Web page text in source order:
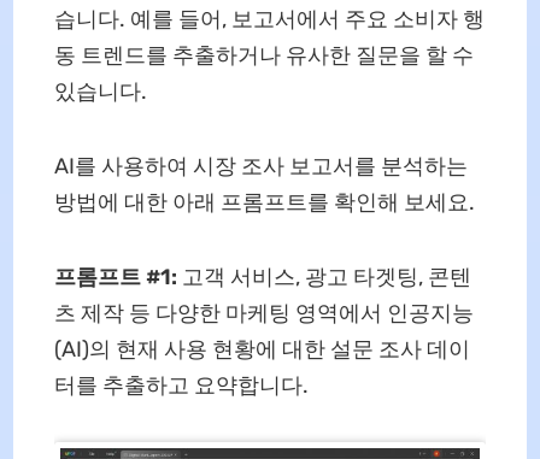
습니다. 예를 들어, 보고서에서 주요 소비자 행
동 트렌드를 추출하거나 유사한 질문을 할 수
있습니다.
AI를 사용하여 시장 조사 보고서를 분석하는
방법에 대한 아래 프롬프트를 확인해 보세요.
프롬프트 #1: 고객 서비스, 광고 타겟팅, 콘텐
츠 제작 등 다양한 마케팅 영역에서 인공지능
(AI)의 현재 사용 현황에 대한 설문 조사 데이
터를 추출하고 요약합니다.